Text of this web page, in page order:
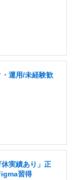
運用/未経験歓
実績あり」正
習得